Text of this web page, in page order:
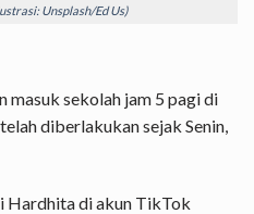
Unsplash/Ed Us)
masuk sekolah jam 5 pagi di
diberlakukan sejak Senin,
Hardhita di akun TikTok